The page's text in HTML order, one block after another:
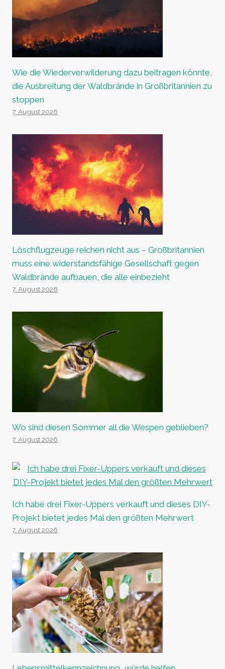
Wie die Wiederverwilderung dazu beitragen könnte,
die Ausbreitung der Waldbrände in Großbritannien zu
stoppen
7. August 2026
Löschflugzeuge reichen nicht aus – Großbritannien
muss eine widerstandsfähige Gesellschaft gegen
Waldbrände aufbauen, die alle einbezieht
7. August 2026
Wo sind diesen Sommer all die Wespen geblieben?
7. August 2026
Ich habe drei Fixer-Uppers verkauft und dieses DIY-
Projekt bietet jedes Mal den größten Mehrwert
7. August 2026